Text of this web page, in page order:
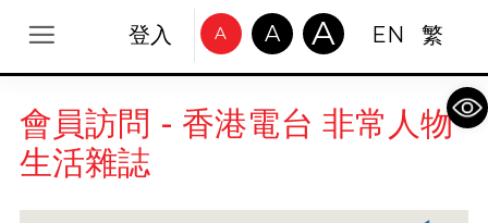
登入 A A A EN 繁
會員訪問 - 香港電台 非常人物
生活雜誌